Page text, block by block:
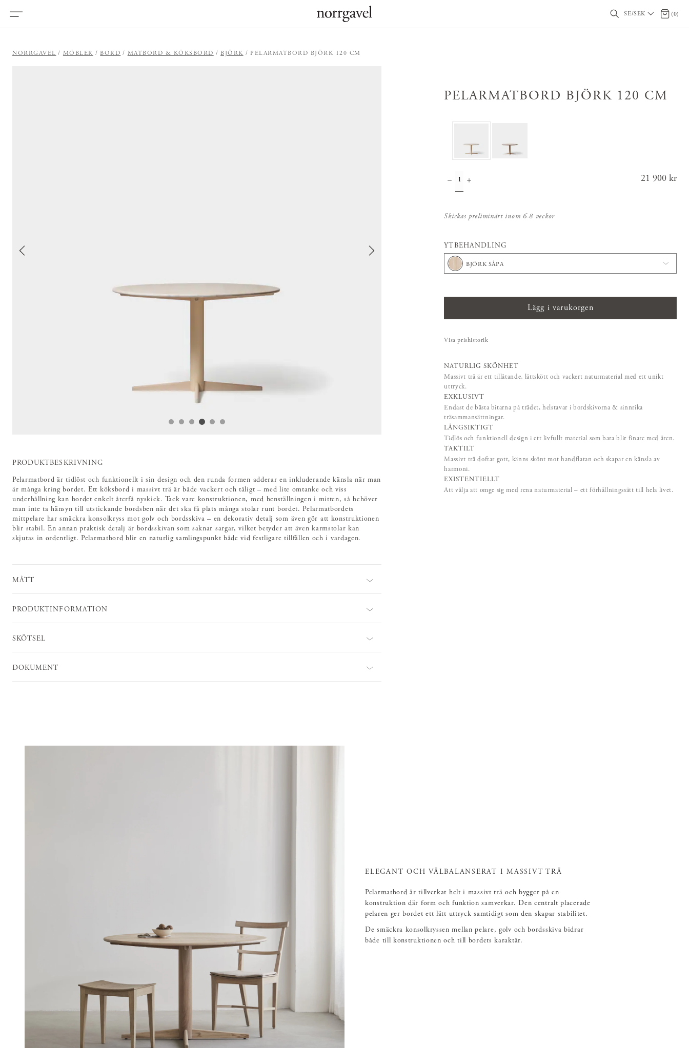
SE/SEK 0 (0)
NORRGAVEL MÖBLER BORD MATBORD & KÖKSBORD BJÖRK PELARMATBORD BJÖRK 120 CM
PELARMATBORD BJÖRK 120 CM
Pris:
21 900 kr
Skickas preliminärt inom 6-8 veckor
YTBEHANDLING
BJÖRK SÅPA
Lägg i varukorgen
Visa prishistorik
NATURLIG SKÖNHET
Massivt trä är ett tillåtande, lättskött och vackert naturmaterial med ett unikt
uttryck.
EXKLUSIVT
Endast de bästa bitarna på trädet, helstavar i bordskivorna & sinnrika
träsammansättningar.
LÅNGSIKTIGT
Tidlös och funktionell design i ett livfullt material som bara blir finare med åren.
TAKTILT
Massivt trä doftar gott, känns skönt mot handflatan och skapar en känsla av
harmoni.
EXISTENTIELLT
Att välja att omge sig med rena naturmaterial – ett förhållningssätt till hela livet.
PRODUKTBESKRIVNING
Pelarmatbord är tidlöst och funktionellt i sin design och den runda formen adderar en inkluderande känsla när man
är många kring bordet. Ett köksbord i massivt trä är både vackert och tåligt – med lite omtanke och viss
underhållning kan bordet enkelt återfå nyskick. Tack vare konstruktionen, med benställningen i mitten, så behöver
man inte ta hänsyn till utstickande bordsben när det ska få plats många stolar runt bordet. Pelarmatbordets
mittpelare har smäckra konsolkryss mot golv och bordsskiva – en dekorativ detalj som även gör att konstruktionen
blir stabil. En annan praktisk detalj är bordsskivan som saknar sargar, vilket betyder att även karmstolar kan
skjutas in ordentligt. Pelarmatbord blir en naturlig samlingspunkt både vid festligare tillfällen och i vardagen.
MÅTT
PRODUKTINFORMATION
SKÖTSEL
DOKUMENT
ELEGANT OCH VÄLBALANSERAT I MASSIVT TRÄ
Pelarmatbord är tillverkat helt i massivt trä och bygger på en
konstruktion där form och funktion samverkar. Den centralt placerade
pelaren ger bordet ett lätt uttryck samtidigt som den skapar stabilitet.
De smäckra konsolkryssen mellan pelare, golv och bordsskiva bidrar
både till konstruktionen och till bordets karaktär.